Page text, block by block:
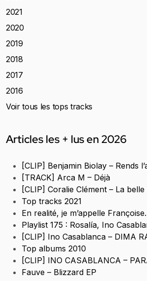
2021
2020
2019
2018
2017
2016
Voir tous les tops tracks
Articles les + lus en 2026
[CLIP] Benjamin Biolay – Rends
[TRACK] Arca M – Déjà
[CLIP] Coralie Clément – La
Top tracks 2021
En realité, je m’appelle Françoise.
Playlist 175 : Rosalía, Ino
[CLIP] Ino Casablanca – DIMA
Top albums 2010
[CLIP] INO CASABLANCA –
Fauve – Blizzard EP